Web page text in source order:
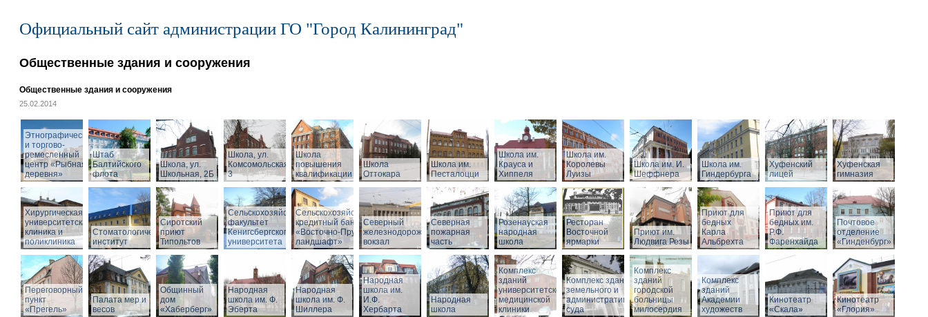
Официальный сайт администрации ГО "Город Калининград"
Общественные здания и сооружения
Общественные здания и сооружения
25.02.2014
Этнографический
и торгово-
ремесленный
центр «Рыбная
деревня»
Штаб
Балтийского
флота
Школа, ул.
Школьная, 2Б
Школа, ул.
Комсомольская,
3
Школа
повышения
квалификации
Школа
Оттокара
Школа им.
Песталоцци
Школа им.
Крауса и
Хиппеля
Школа им.
Королевы
Луизы
Школа им. И.
Шеффнера
Школа им.
Гиндербурга
Хуфенский
лицей
Хуфенская
гимназия
Хирургическая
университетская
клиника и
поликлиника
Стоматологический
институт
Сиротский
приют
Типольтов
Сельскохозяйственный
факультет
Кенигсбергского
университета
Сельскохозяйственный
кредитный банк
«Восточно-Прусский
ландшафт»
Северный
железнодорожный
вокзал
Северная
пожарная
часть
Розенауская
народная
школа
Ресторан
Восточной
ярмарки
Приют им.
Людвига Резы
Приют для
бедных
Карла
Альбрехта
Приют для
бедных им.
Р.Ф.
Фаренхайда
Почтовое
отделение
«Гинденбург»
Переговорный
пункт
«Прегель»
Палата мер и
весов
Общинный
дом
«Хаберберг»
Народная
школа им. Ф.
Эберта
Народная
школа им. Ф.
Шиллера
Народная
школа им.
И.Ф.
Хербарта
Народная
школа
Комплекс
зданий
университетской
медицинской
клиники
Комплекс зданий
земельного и
административного
суда
Комплекс
зданий
городской
больницы
милосердия
Комплекс
зданий
Академии
художеств
Кинотеатр
«Скала»
Кинотеатр
«Глория»